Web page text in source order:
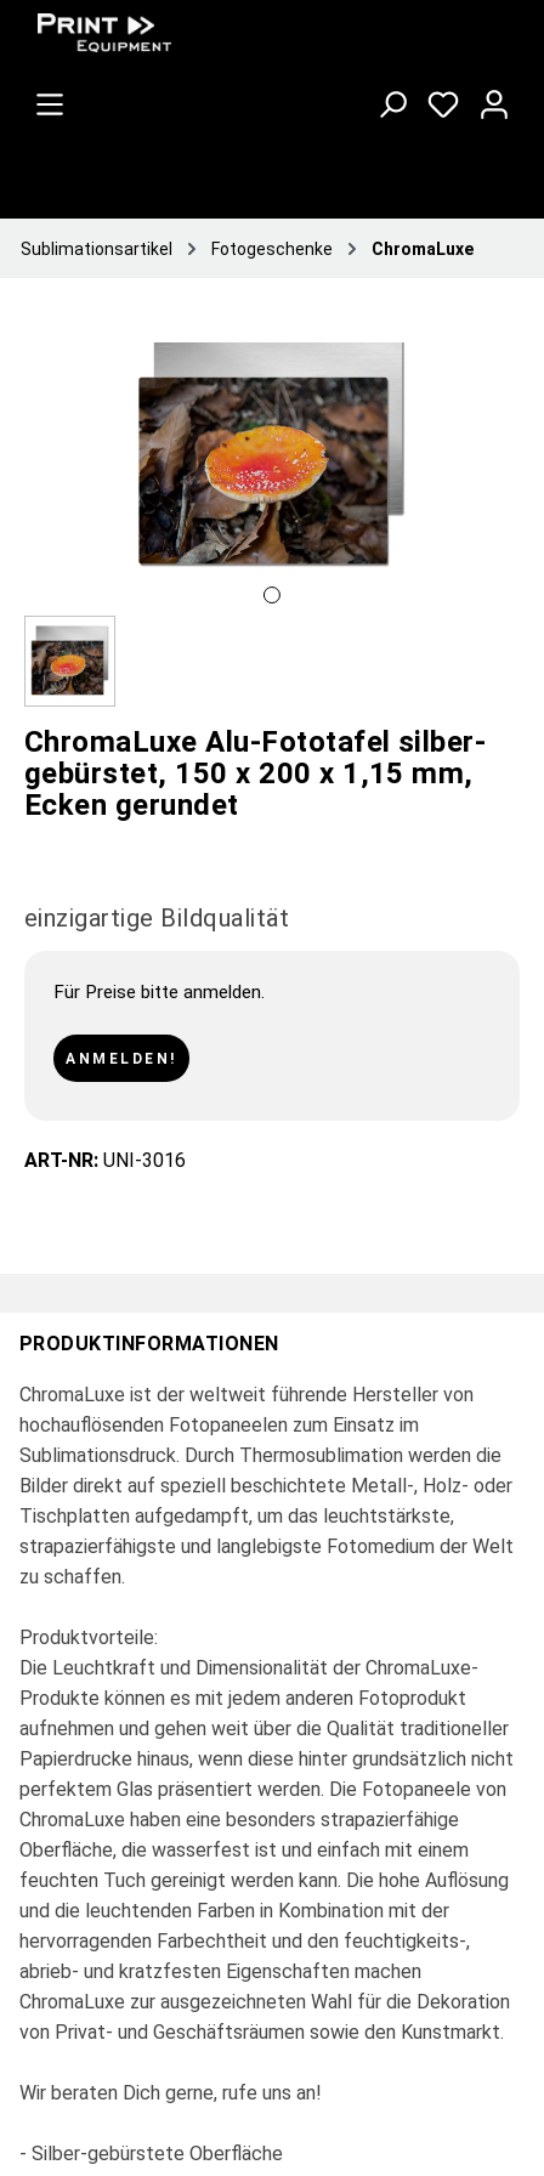
Sublimationsartikel Fotogeschenke ChromaLuxe
ChromaLuxe Alu-Fototafel silber-
gebürstet, 150 x 200 x 1,15 mm,
Ecken gerundet
einzigartige Bildqualität
Für Preise bitte anmelden.
ANMELDEN!
ART-NR: UNI-3016
PRODUKTINFORMATIONEN
ChromaLuxe ist der weltweit führende Hersteller von
hochauflösenden Fotopaneelen zum Einsatz im
Sublimationsdruck. Durch Thermosublimation werden die
Bilder direkt auf speziell beschichtete Metall-, Holz- oder
Tischplatten aufgedampft, um das leuchtstärkste,
strapazierfähigste und langlebigste Fotomedium der Welt
zu schaffen.
Produktvorteile:
Die Leuchtkraft und Dimensionalität der ChromaLuxe-
Produkte können es mit jedem anderen Fotoprodukt
aufnehmen und gehen weit über die Qualität traditioneller
Papierdrucke hinaus, wenn diese hinter grundsätzlich nicht
perfektem Glas präsentiert werden. Die Fotopaneele von
ChromaLuxe haben eine besonders strapazierfähige
Oberfläche, die wasserfest ist und einfach mit einem
feuchten Tuch gereinigt werden kann. Die hohe Auflösung
und die leuchtenden Farben in Kombination mit der
hervorragenden Farbechtheit und den feuchtigkeits-,
abrieb- und kratzfesten Eigenschaften machen
ChromaLuxe zur ausgezeichneten Wahl für die Dekoration
von Privat- und Geschäftsräumen sowie den Kunstmarkt.
Wir beraten Dich gerne, rufe uns an!
- Silber-gebürstete Oberfläche